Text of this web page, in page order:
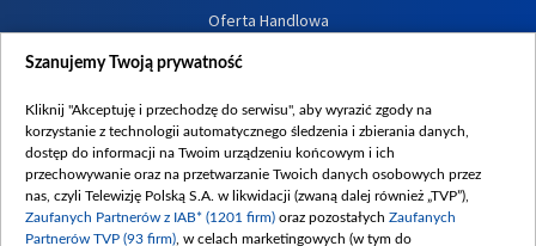
Oferta Handlowa
Dostępność
Procedura zgłoszeń wewnętrznych
Szanujemy Twoją prywatność
Kliknij "Akceptuję i przechodzę do serwisu", aby wyrazić zgody na
korzystanie z technologii automatycznego śledzenia i zbierania danych,
dostęp do informacji na Twoim urządzeniu końcowym i ich
przechowywanie oraz na przetwarzanie Twoich danych osobowych przez
nas, czyli Telewizję Polską S.A. w likwidacji (zwaną dalej również „TVP”),
Zaufanych Partnerów z IAB* (1201 firm) oraz pozostałych Zaufanych
Partnerów TVP (93 firm) , w celach marketingowych (w tym do